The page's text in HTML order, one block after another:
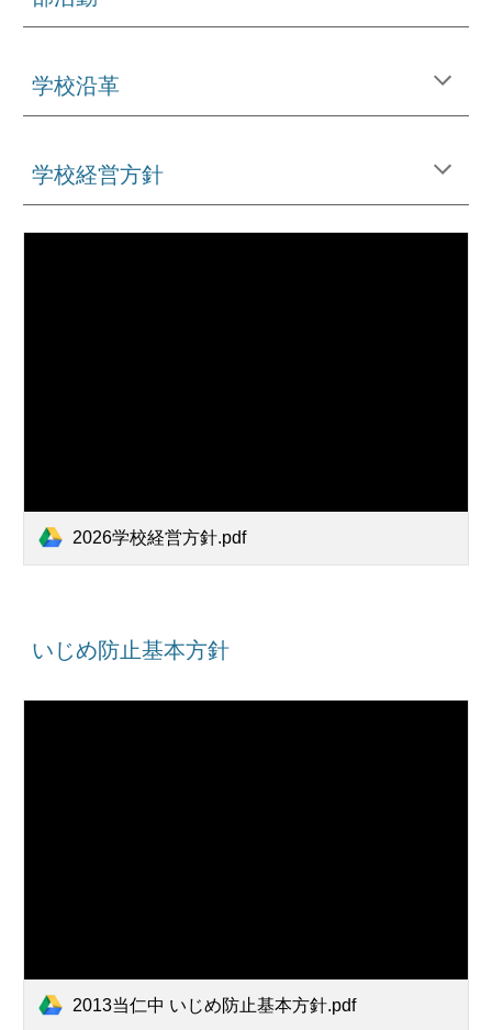
学校沿革
学校経営方針
2026学校経営方針.pdf
いじめ防止基本方針
2013当仁中 いじめ防止基本方針.pdf